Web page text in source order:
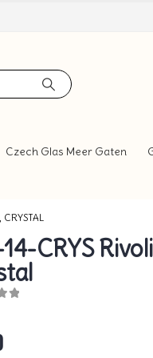
Czech Glas Meer Gaten
CRYS